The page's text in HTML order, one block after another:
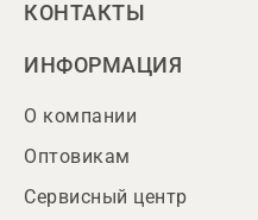
КОНТАКТЫ
ИНФОРМАЦИЯ
О компании
Оптовикам
Сервисный центр